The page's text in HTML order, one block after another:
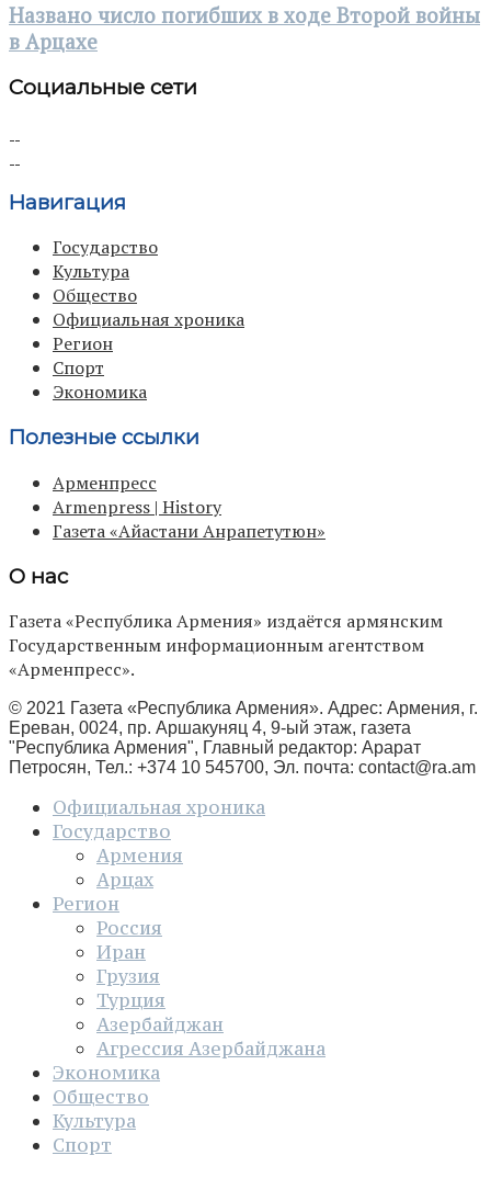
Названо число погибших в ходе Второй войны
в Арцахе
Социальные сети
Навигация
Государство
Культура
Общество
Официальная хроника
Регион
Спорт
Экономика
Полезные ссылки
Арменпресс
Armenpress | History
Газета «Айастани Анрапетутюн»
О нас
Газета «Республика Армения» издаётся армянским
Государственным информационным агентством
«Арменпресс».
© 2021 Газета «Республика Армения». Адрес: Армения, г.
Ереван, 0024, пр. Аршакуняц 4, 9-ый этаж, газета
"Республика Армения", Главный редактор: Арарат
Петросян, Тел.: +374 10 545700, Эл. почта: contact@ra.am
Официальная хроника
Государство
Армения
Арцах
Регион
Россия
Иран
Грузия
Турция
Азербайджан
Агрессия Азербайджана
Экономика
Общество
Культура
Спорт